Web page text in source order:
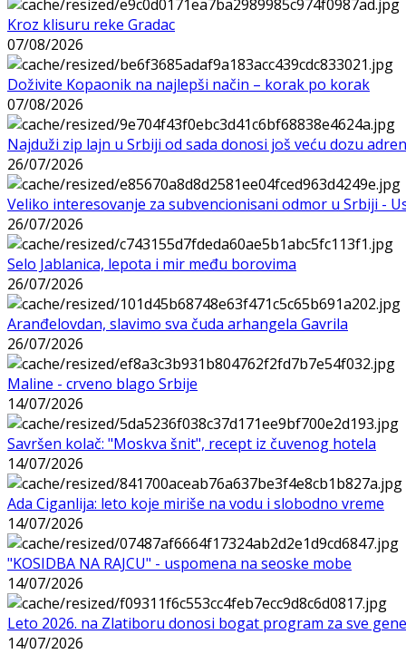
Kroz klisuru reke Gradac
07/08/2026
Doživite Kopaonik na najlepši način – korak po korak
07/08/2026
Najduži zip lajn u Srbiji od sada donosi još veću dozu
26/07/2026
Veliko interesovanje za subvencionisani odmor u Srbiji -
26/07/2026
Selo Jablanica, lepota i mir među borovima
26/07/2026
Aranđelovdan, slavimo sva čuda arhangela Gavrila
26/07/2026
Maline - crveno blago Srbije
14/07/2026
Savršen kolač: "Moskva šnit", recept iz čuvenog hotela
14/07/2026
Ada Ciganlija: leto koje miriše na vodu i slobodno vreme
14/07/2026
"KOSIDBA NA RAJCU" - uspomena na seoske mobe
14/07/2026
Leto 2026. na Zlatiboru donosi bogat program za sve
14/07/2026